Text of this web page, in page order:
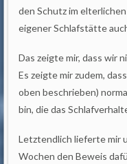
den Schutz im
eigener Schlafstätte
Das zeigte mir, dass wir
Es zeigte mir zudem,
oben beschrieben)
bin, die das
Letztendlich lieferte mir
Wochen den Beweis